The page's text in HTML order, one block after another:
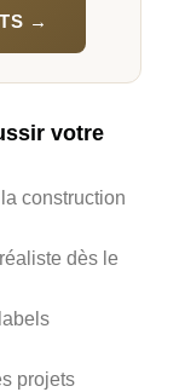
→
votre
construction
dès le
projets